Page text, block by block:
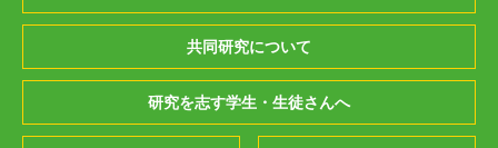
共同研究について
研究を志す学生・生徒さんへ